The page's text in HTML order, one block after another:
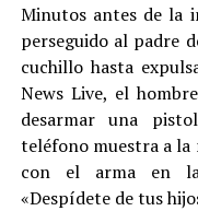
Minutos antes de la
perseguido al padre
cuchillo hasta
News Live, el
desarmar una
teléfono muestra a la
con el arma en
«Despídete de tus